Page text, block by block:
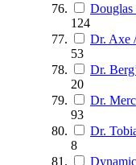
Douglas
124
Dr. Axe
53
Dr.
20
Dr.
93
Dr.
8